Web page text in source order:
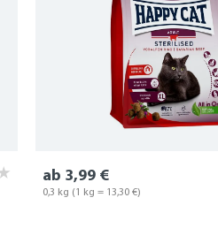
ab 3,99 €
0,3 kg (1 kg = 13,30 €)